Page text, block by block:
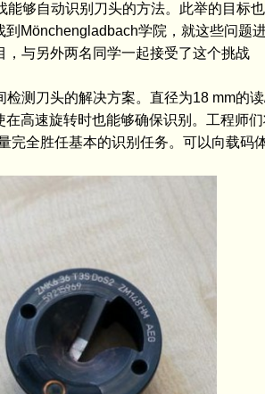
够自动识别刀头的方法。此举的目标
Mönchengladbach学院，就这些问题进
与另外两名同学一起接受了这个挑战
测刀头的解决方案。直径为18 mm的
高速旋转时也能够确保识别。工程师
完全胜任基本的识别任务。可以向载码